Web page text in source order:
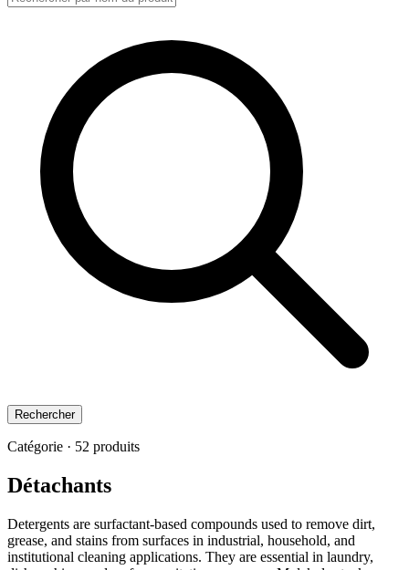
Rechercher
Catégorie · 52 produits
Détachants
Detergents are surfactant-based compounds used to remove dirt,
grease, and stains from surfaces in industrial, household, and
institutional cleaning applications. They are essential in laundry,